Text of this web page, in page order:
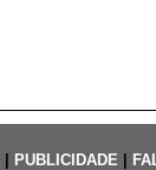
PUBLICIDADE|